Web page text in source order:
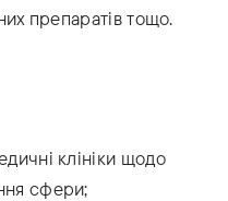
препаратів тощо.
клініки щодо
сфери;